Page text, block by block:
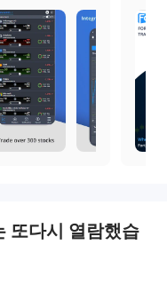
또다시 열람했습